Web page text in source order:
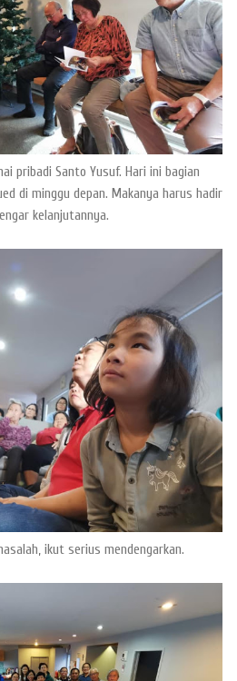
pribadi Santo Yusuf. Hari ini bagian
di minggu depan. Makanya harus hadir
kelanjutannya.
ikut serius mendengarkan.